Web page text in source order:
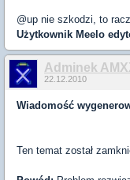
@up nie szkodzi, to
Użytkownik Meelo
Adminek
22.12.2010
Wiadomość
Ten temat został